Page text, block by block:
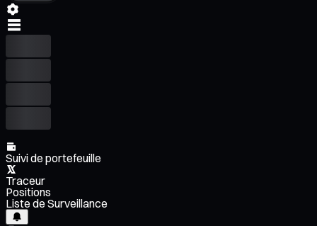
Suivi de portefeuille
Traceur
Positions
Liste de Surveillance